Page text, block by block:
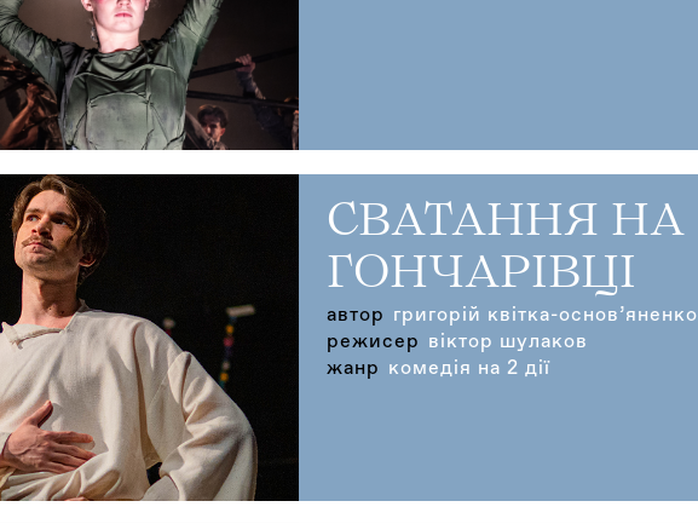
СВАТАННЯ НА
ГОНЧАРІВЦІ
автор
григорій квітка-основ’яненко
режисер
віктор шулаков
жанр
комедія на 2 дії